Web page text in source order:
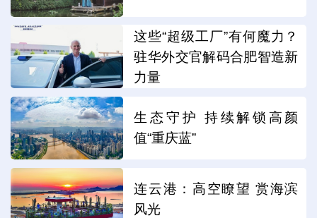
这些“超级工厂”有何魔力？
驻华外交官解码合肥智造新
力量
生态守护 持续解锁高颜
值“重庆蓝”
连云港：高空瞭望 赏海滨
风光